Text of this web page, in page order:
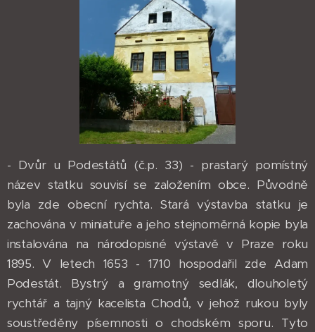
- Dvůr u Podestátů (č.p. 33) - prastarý pomístný
název statku souvisí se založením obce. Původně
byla zde obecní rychta. Stará výstavba statku je
zachována v miniatuře a jeho stejnoměrná kopie byla
instalována na národopisné výstavě v Praze roku
1895. V letech 1653 - 1710 hospodařil zde Adam
Podestát. Bystrý a gramotný sedlák, dlouholetý
rychtář a tajný kacelista Chodů, v jehož rukou byly
soustředěny písemnosti o chodském sporu. Tyto